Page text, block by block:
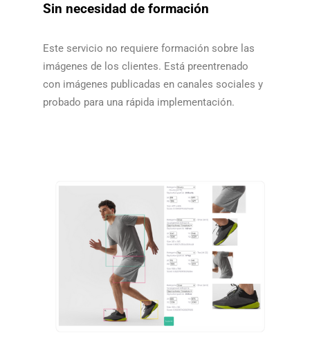
Sin necesidad de formación
Este servicio no requiere formación sobre las
imágenes de los clientes. Está preentrenado
con imágenes publicadas en canales sociales y
probado para una rápida implementación.​​